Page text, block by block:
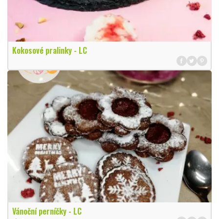
Kokosové pralinky - LC
Vánoční perníčky - LC